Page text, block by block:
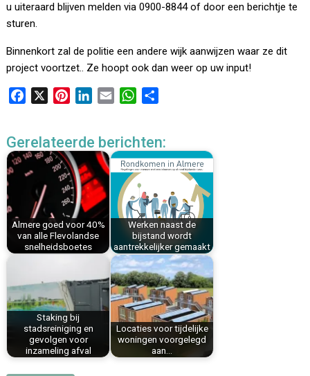
u uiteraard blijven melden via 0900-8844 of door een berichtje te
sturen.
Binnenkort zal de politie een andere wijk aanwijzen waar ze dit
project voortzet.. Ze hoopt ook dan weer op uw input!
e
b
o
k
t
e
r
e
s
t
k
e
d
I
n
i
l
W
t
s
A
p
p
e
n
Gerelateerde berichten:
Almere goed voor 40%
van alle Flevolandse
snelheidsboetes
Werken naast de
bijstand wordt
aantrekkelijker gemaakt
Staking bij
stadsreiniging en
gevolgen voor
inzameling afval
Locaties voor tijdelijke
woningen voorgelegd
aan…